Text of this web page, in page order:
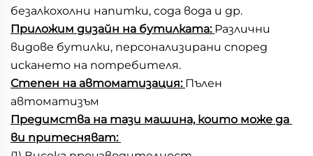
безалкохолни напитки, сода вода и др.
Приложим дизайн на бутилката: Различни
видове бутилки, персонализирани според
искането на потребителя.
Степен на автоматизация: Пълен
автоматизъм
Предимства на тази машина, които може да
ви притесняват: